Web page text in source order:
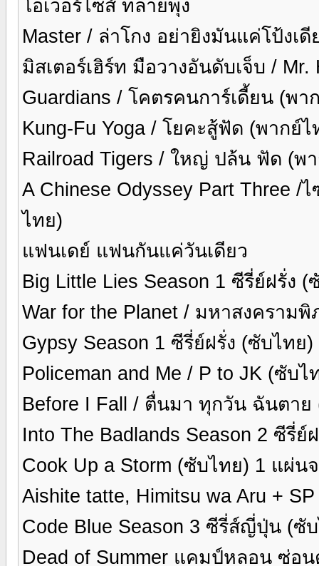
โอเวอร์ไซส์ ทลายพุง
Master / ล่าโกง อย่ายิงมันแค่โป้งเ
มิสเตอร์เฮิร์ท มือวางอันดับเจ็บ / Mr.
Guardians / โคตรคนการ์เดี้ยน (พ
Kung-Fu Yoga / โยคะสู้ฟัด (พากย์
Railroad Tigers / ใหญ่ ปล้น ฟัด (พ
A Chinese Odyssey Part Three /
ไทย)
แฟนเดย์ แฟนกันแค่วันเดียว
Big Little Lies Season 1 ซีรี่ย์ฝรั่ง
War for the Planet / มหาสงคราม
Gypsy Season 1 ซีรี่ย์ฝรั่ง (ซับไทย
Policeman and Me / P to JK (ซับ
Before I Fall / ตื่นมา ทุกวัน ฉันตา
Into The Badlands Season 2 ซีรี่
Cook Up a Storm (ซับไทย) 1 แผ่น
Aishite tatte, Himitsu wa Aru +
Code Blue Season 3 ซีรี่ส์ญี่ปุ่น (ซั
Dead of Summer แคมป์หลอน ซ่อ